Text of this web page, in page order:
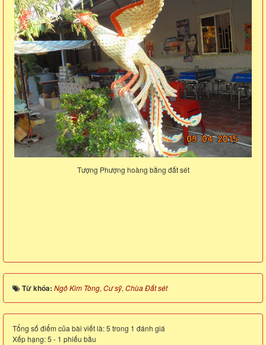
Tượng Phượng hoàng bằng đất sét
Từ khóa: Ngô Kim Tòng, Cư sỹ, Chùa Đất sét
Tổng số điểm của bài viết là: 5 trong 1 đánh giá
Xếp hạng:5 - 1 phiếu bầu